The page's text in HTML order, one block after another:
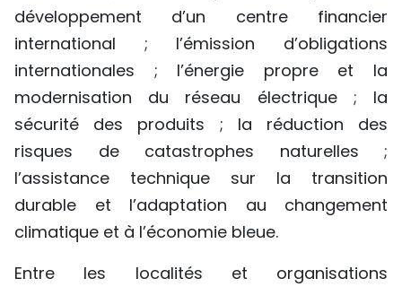
développement d’un centre financier
international ; l’émission d’obligations
internationales ; l’énergie propre et la
modernisation du réseau électrique ; la
sécurité des produits ; la réduction des
risques de catastrophes naturelles ;
l’assistance technique sur la transition
durable et l’adaptation au changement
climatique et à l’économie bleue.
Entre les localités et organisations